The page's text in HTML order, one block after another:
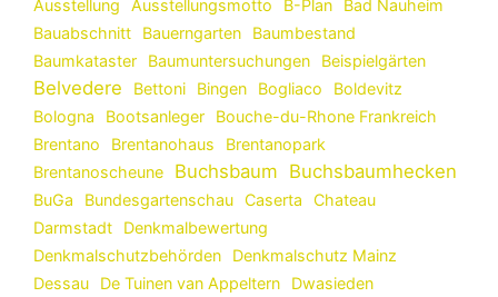
Ausstellung
Ausstellungsmotto B-Plan
Bad Nauheim
Bauabschnitt
Bauerngarten
Baumbestand
Baumkataster
Baumuntersuchungen Beispielgärten
Belvedere Bettoni Bingen Bogliaco
Boldevitz
Bologna
Bootsanleger
Bouche-du-Rhone Frankreich
Brentano
Brentanohaus
Brentanopark
Brentanoscheune
Buchsbaum Buchsbaumhecken
BuGa Bundesgartenschau Caserta
Chateau
Darmstadt
Denkmalbewertung
Denkmalschutzbehörden
Denkmalschutz Mainz
Dessau
De Tuinen van Appeltern Dwasieden